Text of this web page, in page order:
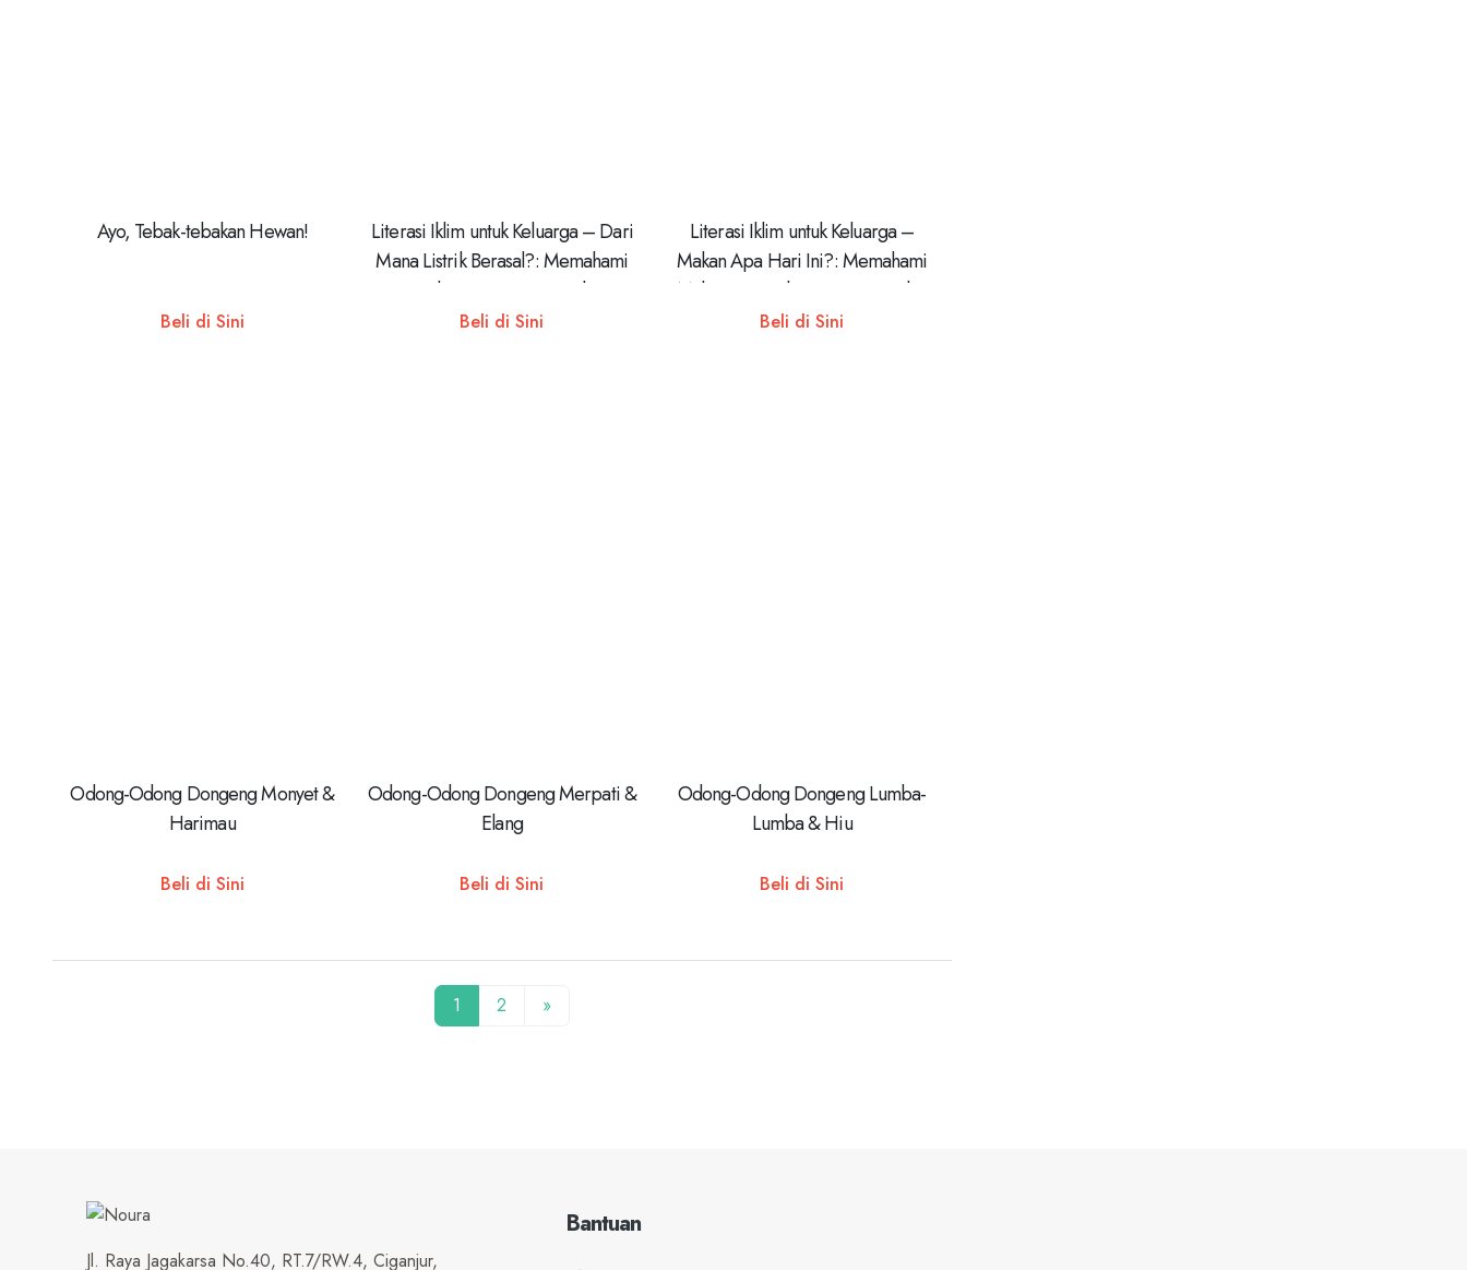
Ayo, Tebak-tebakan Hewan!
Beli di Sini
Literasi Iklim untuk Keluarga – Dari
Mana Listrik Berasal?: Memahami
Listrik, Transisi Energi, dan
Perubahan Iklim
Beli di Sini
Literasi Iklim untuk Keluarga –
Makan Apa Hari Ini?: Memahami
Makanan, Ketahanan Pangan, dan
Perubahan Iklim
Beli di Sini
Odong-Odong Dongeng Monyet &
Harimau
Beli di Sini
Odong-Odong Dongeng Merpati &
Elang
Beli di Sini
Odong-Odong Dongeng Lumba-
Lumba & Hiu
Beli di Sini
1 2 »
Jl. Raya Jagakarsa No.40, RT.7/RW.4, Ciganjur,
Bantuan